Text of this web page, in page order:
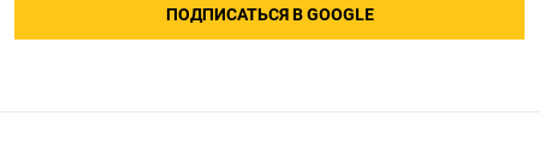
ПОДПИСАТЬСЯ В GOOGLE